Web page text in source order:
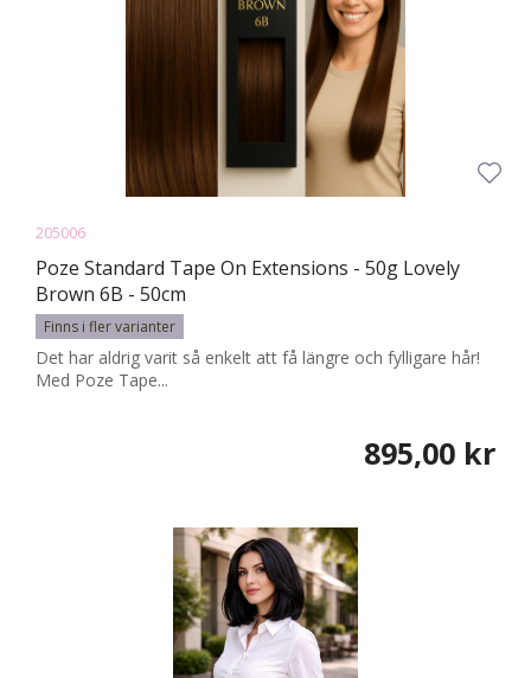
205006
Poze Standard Tape On Extensions - 50g Lovely
Brown 6B - 50cm
Finns i fler varianter
Det har aldrig varit så enkelt att få längre och fylligare hår!
Med Poze Tape...
895,00 kr